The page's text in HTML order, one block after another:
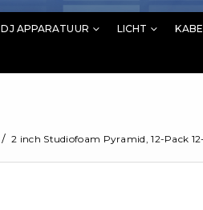
DJ APPARATUUR LICHT
2 inch Studiofoam Pyramid, 12-Pack